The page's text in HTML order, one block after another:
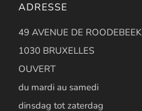
ADRESSE
49 AVENUE DE ROODEBEEK
1030 BRUXELLES
OUVERT
du mardi au samedi
dinsdag tot zaterdag